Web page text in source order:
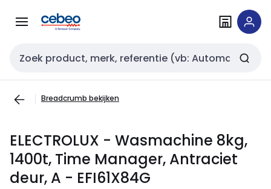
naar
naar
Zoekveld invoer
Breadcrumb bekijken
ELECTROLUX - Wasmachine 8kg,
1400t, Time Manager, Antraciet
deur, A - EFI61X84G